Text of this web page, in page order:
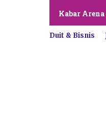
Kabar Arena
Duit & Bisnis